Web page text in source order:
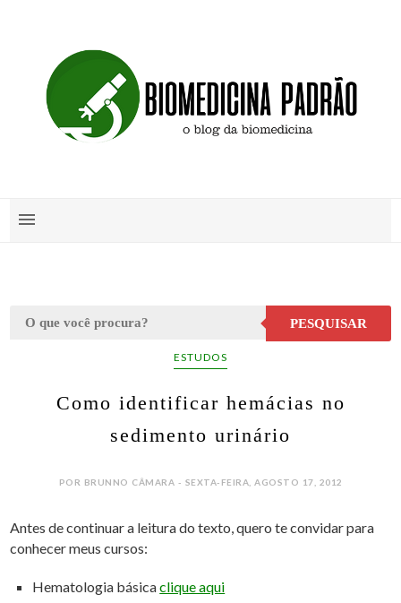
PESQUISAR
ESTUDOS
Como identificar hemácias no
sedimento urinário
POR BRUNNO CÂMARA - SEXTA-FEIRA, AGOSTO 17, 2012
Antes de continuar a leitura do texto, quero te convidar para
conhecer meus cursos:
Hematologia básicaclique aqui